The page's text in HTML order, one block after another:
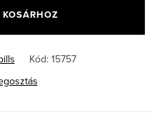
Kód: 15757